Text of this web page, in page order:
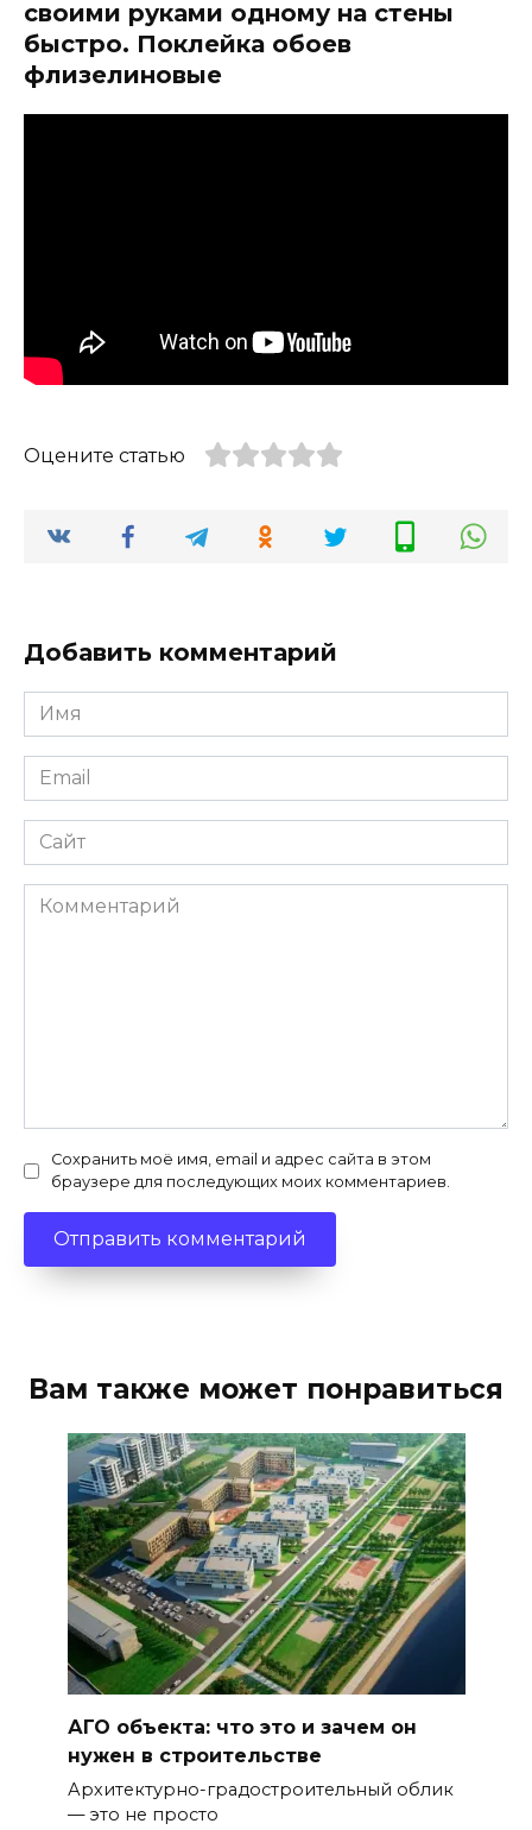
своими руками одному на стены
быстро. Поклейка обоев
флизелиновые
Оцените статью
Добавить комментарий
Имя
*
Email
*
Сайт
Комментарий
Сохранить моё имя, email и адрес сайта в этом
браузере для последующих моих комментариев.
Вам также может понравиться
АГО объекта: что это и зачем он
нужен в строительстве
Архитектурно-градостроительный облик
— это не просто